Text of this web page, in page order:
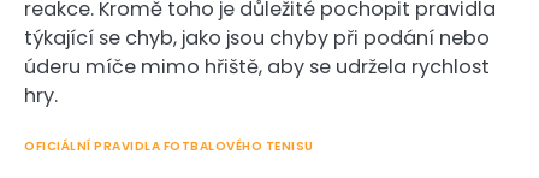
reakce. Kromě toho je důležité pochopit pravidla
týkající se chyb, jako jsou chyby při podání nebo
úderu míče mimo hřiště, aby se udržela rychlost
hry.
OFICIÁLNÍ PRAVIDLA FOTBALOVÉHO TENISU